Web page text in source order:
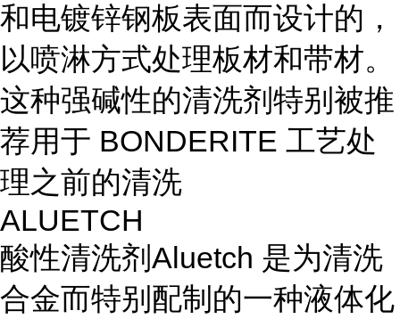
和电镀锌钢板表面而设计的，
以喷淋方式处理板材和带材。
这种强碱性的清洗剂特别被推
荐用于 BONDERITE 工艺处
理之前的清洗
ALUETCH
酸性清洗剂Aluetch 是为清洗
合金而特别配制的一种液体化